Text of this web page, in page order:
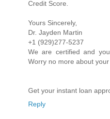
Credit Score.
Yours Sincerely,
Dr. Jayden Martin
+1 (929)277-5237
We are certified and
Worry no more about
Get your instant loan
Reply